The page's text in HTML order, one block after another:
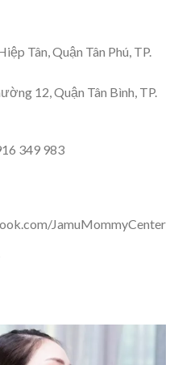
Tân, Quận Tân Phú, TP.
12, Quận Tân Bình, TP.
349 983
JamuMommyCenter